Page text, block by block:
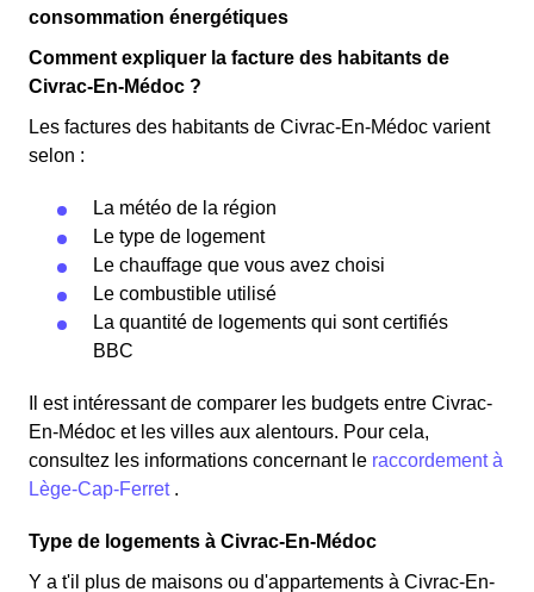
consommation énergétiques
Comment expliquer la facture des habitants de
Civrac-En-Médoc ?
Les factures des habitants de Civrac-En-Médoc varient
selon :
La météo de la région
Le type de logement
Le chauffage que vous avez choisi
Le combustible utilisé
La quantité de logements qui sont certifiés
BBC
Il est intéressant de comparer les budgets entre Civrac-
En-Médoc et les villes aux alentours. Pour cela,
consultez les informations concernant le raccordement à
Lège-Cap-Ferret .
Type de logements à Civrac-En-Médoc
Y a t'il plus de maisons ou d'appartements à Civrac-En-